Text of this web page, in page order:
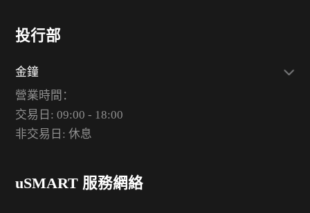
投行部
金鐘
營業時間：
交易日: 09:00 - 18:00
非交易日: 休息
uSMART 服務網絡